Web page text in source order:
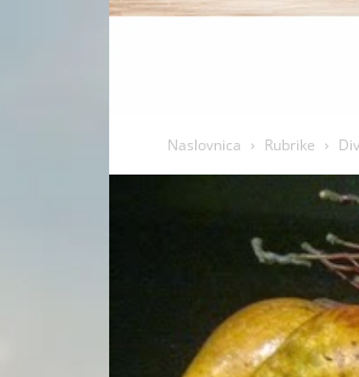
Naslovnica Rubrike